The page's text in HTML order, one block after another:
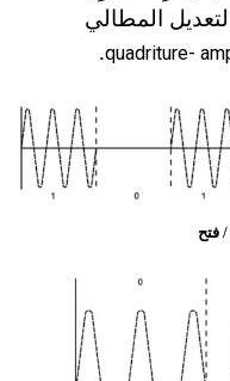
المطالي
quadriture-
.